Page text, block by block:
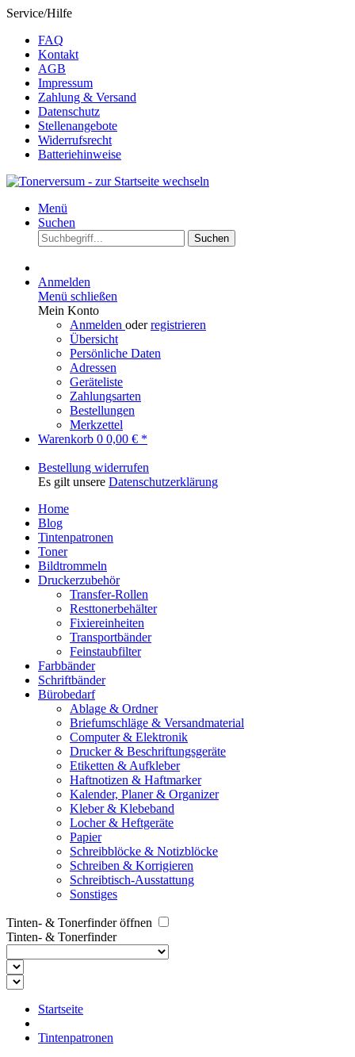
Service/Hilfe
FAQ
Kontakt
AGB
Impressum
Zahlung & Versand
Datenschutz
Stellenangebote
Widerrufsrecht
Batteriehinweise
Menü
Suchen
Suchen
Anmelden
Menü schließen
Mein Konto
Anmelden oderregistrieren
Übersicht
Persönliche Daten
Adressen
Geräteliste
Zahlungsarten
Bestellungen
Merkzettel
Warenkorb 0 0,00 € *
Bestellung widerrufen
Es gilt unsere Datenschutzerklärung
Home
Blog
Tintenpatronen
Toner
Bildtrommeln
Druckerzubehör
Transfer-Rollen
Resttonerbehälter
Fixiereinheiten
Transportbänder
Feinstaubfilter
Farbbänder
Schriftbänder
Bürobedarf
Ablage & Ordner
Briefumschläge & Versandmaterial
Computer & Elektronik
Drucker & Beschriftungsgeräte
Etiketten & Aufkleber
Haftnotizen & Haftmarker
Kalender, Planer & Organizer
Kleber & Klebeband
Locher & Heftgeräte
Papier
Schreibblöcke & Notizblöcke
Schreiben & Korrigieren
Schreibtisch-Ausstattung
Sonstiges
Tinten- & Tonerfinder öffnen
Tinten- & Tonerfinder
Startseite
Tintenpatronen